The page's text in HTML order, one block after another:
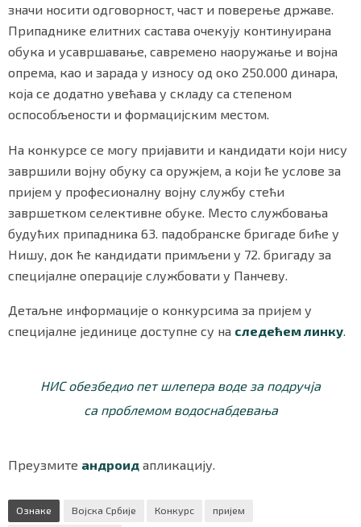
значи носити одговорност, част и поверење државе.
Припаднике елитних састава очекују континуирана
обука и усавршавање, савремено наоружање и војна
опрема, као и зарада у износу од око 250.000 динара,
која се додатно увећава у складу са степеном
оспособљености и формацијским местом.
На конкурсе се могу пријавити и кандидати који нису
завршили војну обуку са оружјем, а који ће услове за
пријем у професионалну војну службу стећи
завршетком селективне обуке. Место службовања
будућих припадника 63. падобранске бригаде биће у
Нишу, док ће кандидати примљени у 72. бригаду за
специјалне операције службовати у Панчеву.
Детаљне информације о конкурсима за пријем у
специјалне јединице доступне су на следећем линку.
НИС обезбедио пет шлепера воде за подручја
са проблемом водоснабдевања
Преузмите андроид апликацију.
Ознаке Војска Србије Конкурс
пријем
Маркетинг Услови коришћења | Политика
ПРЕУЗМИТЕ НАШУ АПЛИКАЦИЈУ